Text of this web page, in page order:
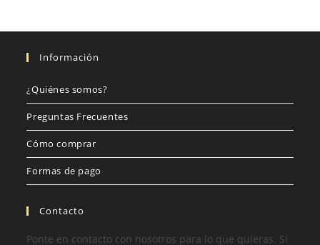
Información
¿Quiénes somos?
Preguntas Frecuentes
Cómo comprar
Formas de pago
Contacto
Ponte en contacto con nosotros para lo que quieras. Si